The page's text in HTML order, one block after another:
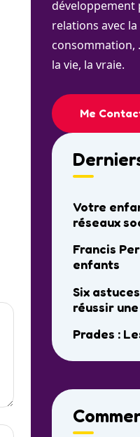
développement
relations avec
consommation,
la vie, la vraie.
Me
Votre
réseaux
Francis
enfants
Six
réussir
Prades :